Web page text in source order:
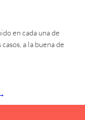
en cada una de
a la buena de